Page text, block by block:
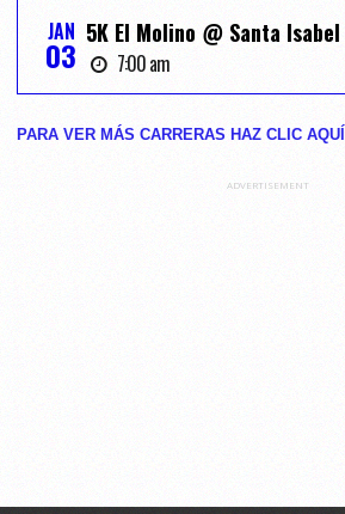
JAN
03
5K El Molino @ Santa Isabel
7:00 am
PARA VER MÁS CARRERAS HAZ CLIC AQUĺ
ADVERTISEMENT